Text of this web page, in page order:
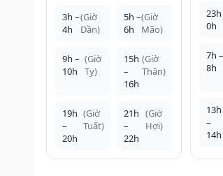
3h –
4h
(Giờ
Dần)
5h –
6h
(Giờ
Mão)
9h –
10h
(Giờ
Tỵ)
15h
–
16h
(Giờ
Thân)
19h
–
20h
(Giờ
Tuất)
21h
–
22h
(Giờ
Hợi)
23h
0h
7h –
8h
13h
–
14h